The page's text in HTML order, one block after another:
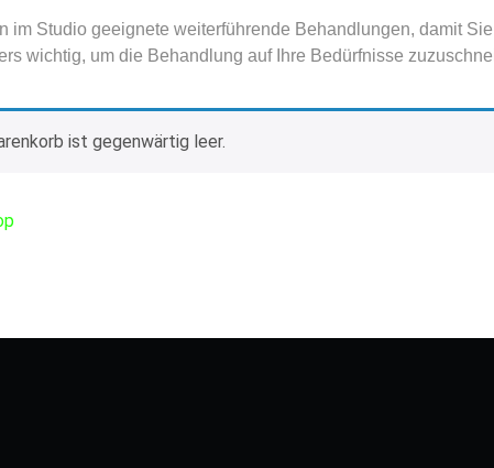
im Studio geeignete weiterführende Behandlungen, damit
wichtig, um die Behandlung auf Ihre Bedürfnisse
ist gegenwärtig leer.